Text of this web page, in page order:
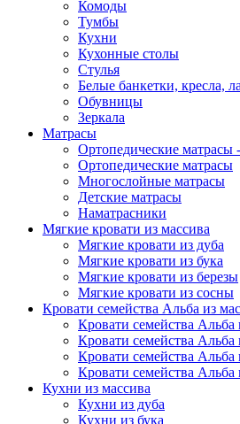
Комоды
Тумбы
Кухни
Кухонные столы
Стулья
Белые банкетки, кресла,
Обувницы
Зеркала
Матрасы
Ортопедические матрасы
Ортопедические матрасы
Многослойные матрасы
Детские матрасы
Наматрасники
Мягкие кровати из массива
Мягкие кровати из дуба
Мягкие кровати из бука
Мягкие кровати из березы
Мягкие кровати из сосны
Кровати семейства Альба из
Кровати семейства Альба
Кровати семейства Альба
Кровати семейства Альба
Кровати семейства Альба
Кухни из массива
Кухни из дуба
Кухни из бука